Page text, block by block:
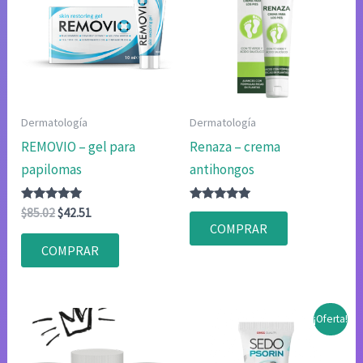
Dermatología
REMOVIO – gel para
papilomas
Valorado
con
4.83
de 5
$85.02El
original
era:
$42.51El
actual
es:
COMPRAR
Dermatología
Renaza – crema
antihongos
Valorado
4.80
de 5
COMPRAR
¡Oferta!